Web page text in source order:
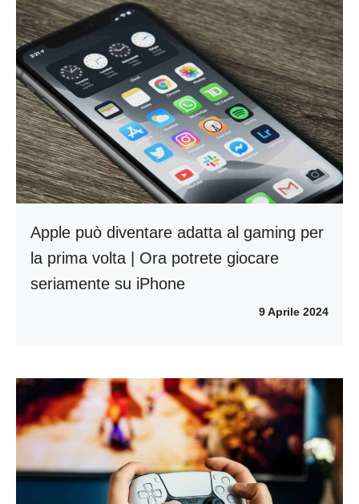
Apple può diventare adatta al gaming per
la prima volta | Ora potrete giocare
seriamente su iPhone
9 Aprile 2024